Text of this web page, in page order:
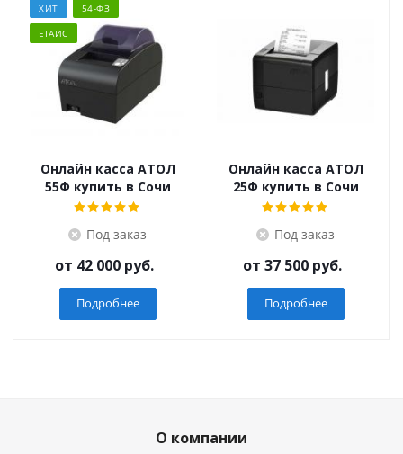
ХИТ
54-ФЗ
ЕГАИС
Онлайн касса АТОЛ
55Ф купить в Сочи
Под заказ
от 42 000 руб.
Подробнее
Онлайн касса АТОЛ
25Ф купить в Сочи
Под заказ
от 37 500 руб.
Подробнее
О компании